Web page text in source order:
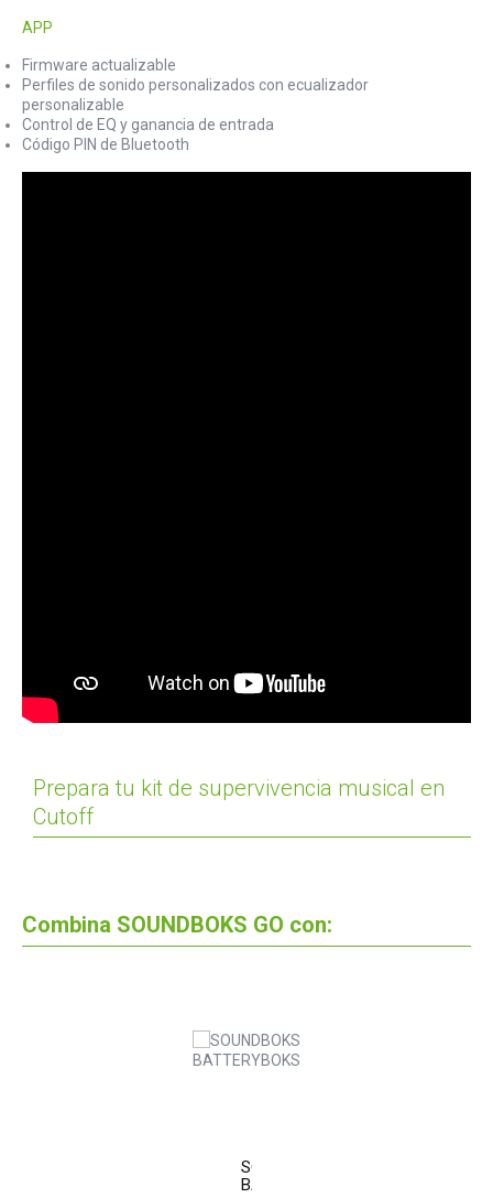
APP
Firmware actualizable
Perfiles de sonido personalizados con ecualizador
personalizable
Control de EQ y ganancia de entrada
Código PIN de Bluetooth
Prepara tu kit de supervivencia musical en
Cutoff
Combina SOUNDBOKS GO con:
SOUNDBOKS
BATTERYBOKS